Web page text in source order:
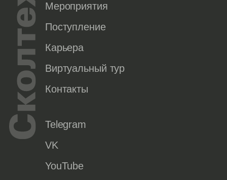
Мероприятия
Поступление
Карьера
Виртуальный тур
Контакты
Telegram
VK
YouTube